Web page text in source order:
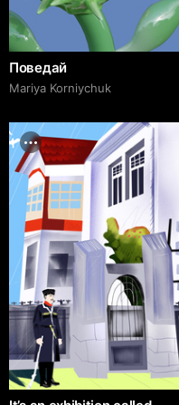
Поведай
Mariya Korniychuk